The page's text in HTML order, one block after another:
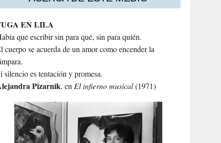
EN LILA
que escribir sin para qué, sin para quién.
cuerpo se acuerda de un amor como encender la
silencio es tentación y promesa.
Pizarnik, enEl infierno musical(1971)